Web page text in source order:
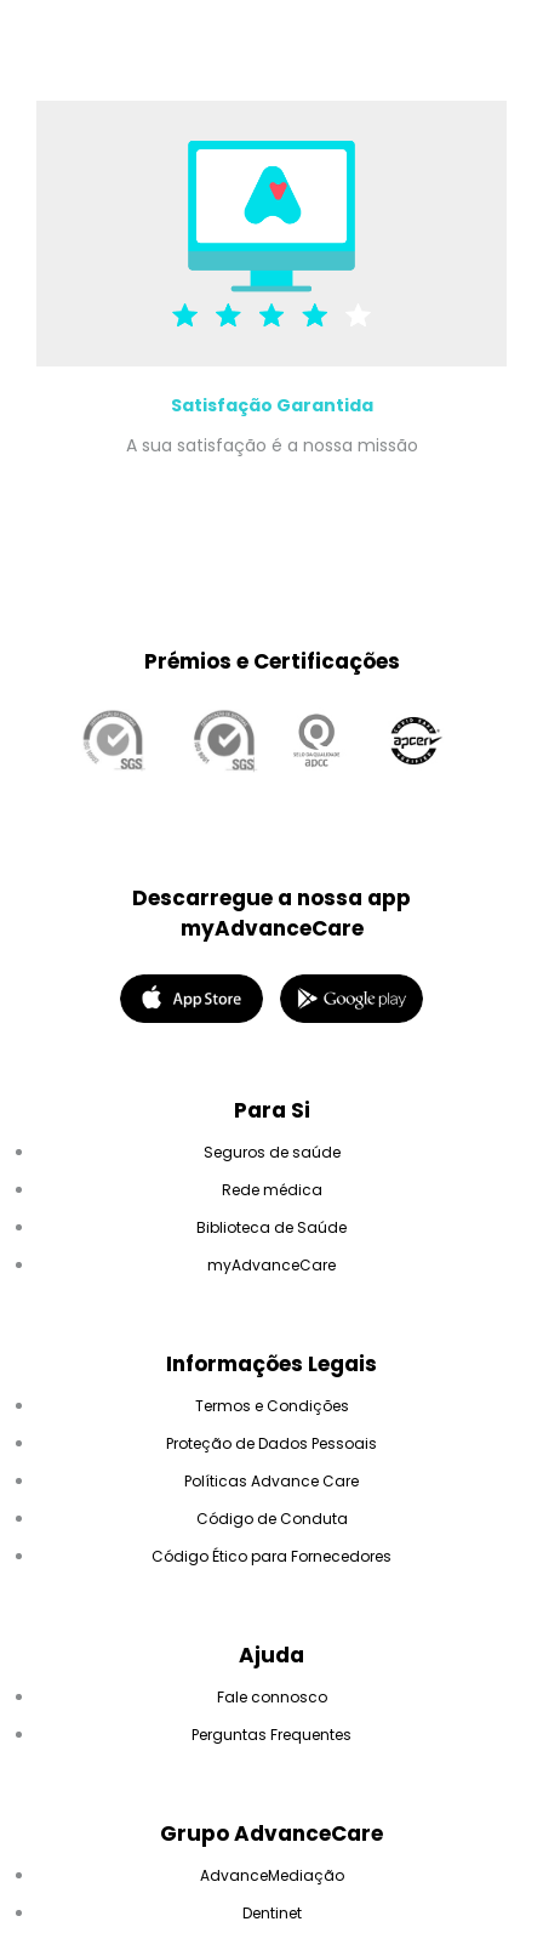
Satisfação Garantida
A sua satisfação é a nossa missão
Para Si
Seguros de saúde
Rede médica
Biblioteca de Saúde
myAdvanceCare
Informações Legais
Termos e Condições
Proteção de Dados Pessoais
Políticas Advance Care
Código de Conduta
Código Ético para Fornecedores
Ajuda
Fale connosco
Perguntas Frequentes
Grupo AdvanceCare
AdvanceMediação
Dentinet
Descarregue a nossa app
myAdvanceCare
Prémios e Certificações